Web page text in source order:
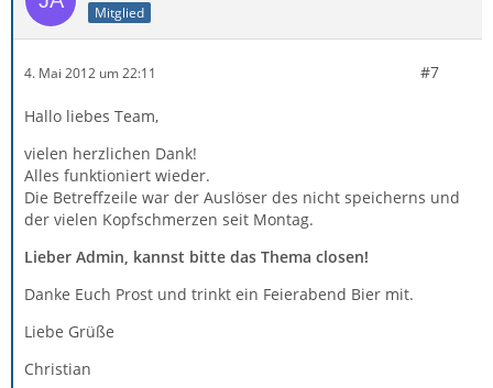
Mitglied
4. Mai 2012 um 22:11 #7
Hallo liebes Team,
vielen herzlichen Dank!
Alles funktioniert wieder.
Die Betreffzeile war der Auslöser des nicht speicherns und
der vielen Kopfschmerzen seit Montag.
Lieber Admin, kannst bitte das Thema closen!
Danke Euch Prost und trinkt ein Feierabend Bier mit.
Liebe Grüße
Christian